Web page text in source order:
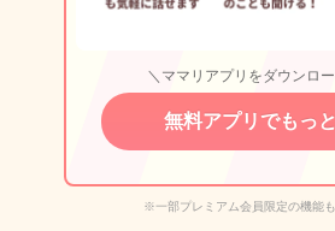
＼ママリアプリをダウンロ
無料アプリでもっ
※一部プレミアム会員限定の機能